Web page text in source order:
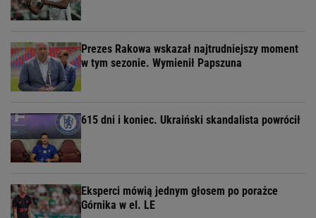
Prezes Rakowa wskazał najtrudniejszy moment
w tym sezonie. Wymienił Papszuna
615 dni i koniec. Ukraiński skandalista powrócił
Eksperci mówią jednym głosem po porażce
Górnika w el. LE